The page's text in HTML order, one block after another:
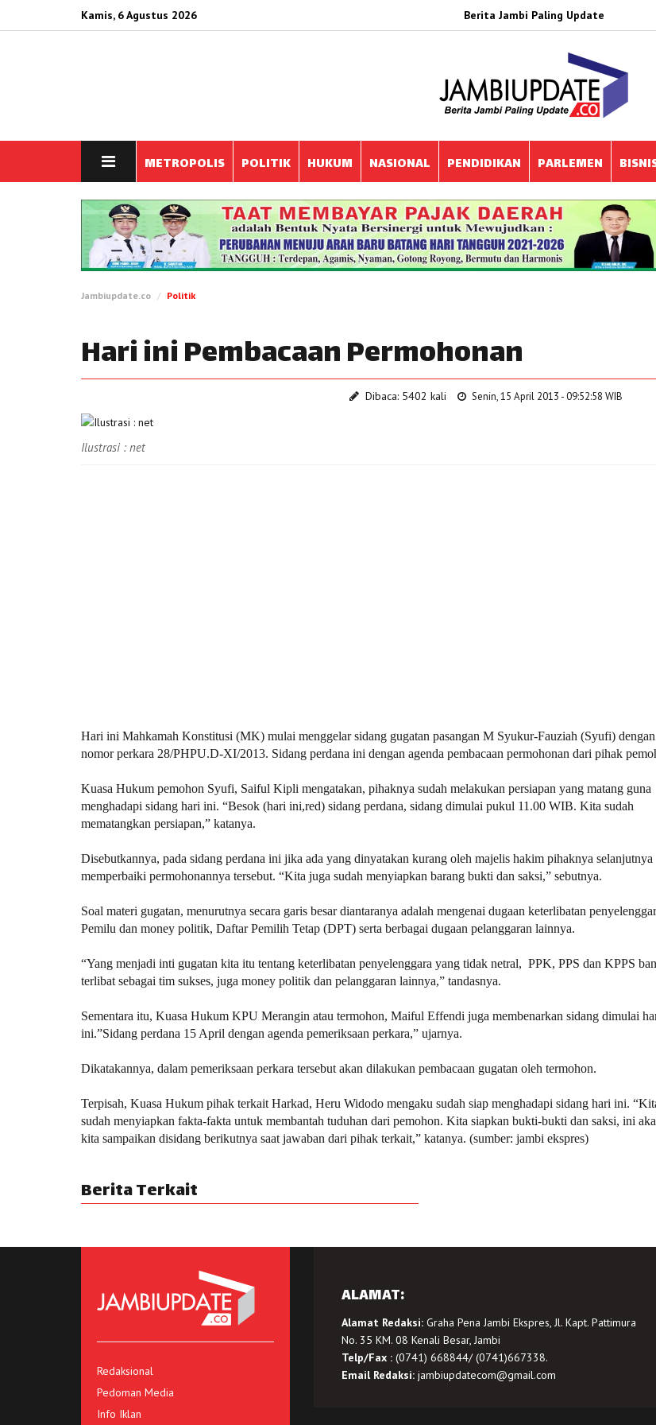
Kamis, 6 Agustus 2026 Berita Jambi Paling Update
METROPOLIS POLITIK HUKUM NASIONAL PENDIDIKAN PARLEMEN
Jambiupdate.co Politik
Hari ini Pembacaan Permohonan
Dibaca: 5402 kali Senin, 15 April 2013 - 09:52:58 WIB
Ilustrasi : net
Hari ini Mahkamah Konstitusi (MK) mulai menggelar sidang gugatan pasangan M Syukur-Fauziah (Syufi) dengan
nomor perkara 28/PHPU.D-XI/2013. Sidang perdana ini dengan agenda pembacaan permohonan dari pihak
Kuasa Hukum pemohon Syufi, Saiful Kipli mengatakan, pihaknya sudah melakukan persiapan yang matang guna
menghadapi sidang hari ini. “Besok (hari ini,red) sidang perdana, sidang dimulai pukul 11.00 WIB. Kita sudah
mematangkan persiapan,” katanya.
Disebutkannya, pada sidang perdana ini jika ada yang dinyatakan kurang oleh majelis hakim pihaknya selanjutnya
memperbaiki permohonannya tersebut. “Kita juga sudah menyiapkan barang bukti dan saksi,” sebutnya.
Soal materi gugatan, menurutnya secara garis besar diantaranya adalah mengenai dugaan keterlibatan
Pemilu dan money politik, Daftar Pemilih Tetap (DPT) serta berbagai dugaan pelanggaran lainnya.
“Yang menjadi inti gugatan kita itu tentang keterlibatan penyelenggara yang tidak netral, PPK, PPS dan KPPS
terlibat sebagai tim sukses, juga money politik dan pelanggaran lainnya,” tandasnya.
Sementara itu, Kuasa Hukum KPU Merangin atau termohon, Maiful Effendi juga membenarkan sidang dimulai
ini.”Sidang perdana 15 April dengan agenda pemeriksaan perkara,” ujarnya.
Dikatakannya, dalam pemeriksaan perkara tersebut akan dilakukan pembacaan gugatan oleh termohon.
Terpisah, Kuasa Hukum pihak terkait Harkad, Heru Widodo mengaku sudah siap menghadapi sidang hari ini.
sudah menyiapkan fakta-fakta untuk membantah tuduhan dari pemohon. Kita siapkan bukti-bukti dan saksi, ini
kita sampaikan disidang berikutnya saat jawaban dari pihak terkait,” katanya. (sumber: jambi ekspres)
Berita Terkait
Redaksional
Pedoman Media
Info Iklan
ALAMAT:
Alamat Redaksi:Graha Pena Jambi Ekspres, Jl. Kapt. Pattimura
No. 35 KM. 08 Kenali Besar, Jambi
Telp/Fax :(0741) 668844/ (0741)667338.
Email Redaksi: jambiupdatecom@gmail.com